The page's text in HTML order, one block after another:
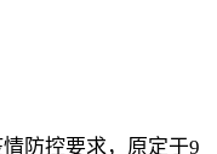
防控要求，原定于9